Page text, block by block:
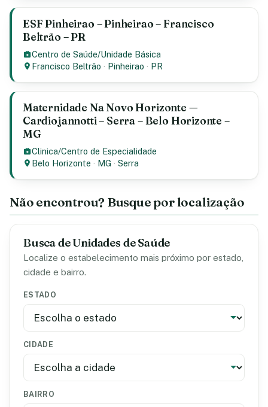
ESF Pinheirao – Pinheirao – Francisco
Beltrão – PR
Centro de Saúde/Unidade Básica
Francisco Beltrão · Pinheirao · PR
Maternidade Na Novo Horizonte —
Cardiojannotti – Serra – Belo Horizonte –
MG
Clinica/Centro de Especialidade
Belo Horizonte · MG ·Serra
Não encontrou? Busque por localização
Busca de Unidades de Saúde
Localize o estabelecimento mais próximo por estado,
cidade e bairro.
ESTADO
CIDADE
BAIRRO